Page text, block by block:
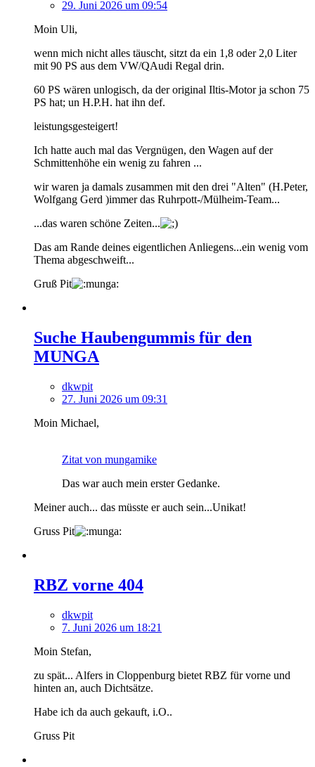
29. Juni 2026 um 09:54
Moin Uli,
wenn mich nicht alles täuscht, sitzt da ein 1,8 oder 2,0 Liter
mit 90 PS aus dem VW/QAudi Regal drin.
60 PS wären unlogisch, da der original Iltis-Motor ja schon 75
PS hat; un H.P.H. hat ihn def.
leistungsgesteigert!
Ich hatte auch mal das Vergnügen, den Wagen auf der
Schmittenhöhe ein wenig zu fahren ...
wir waren ja damals zusammen mit den drei "Alten" (H.Peter,
Wolfgang Gerd )immer das Ruhrpott-/Mülheim-Team...
...das waren schöne Zeiten...
Das am Rande deines eigentlichen Anliegens...ein wenig vom
Thema abgeschweift...
Gruß Pit
Suche Haubengummis für den
MUNGA
dkwpit
27. Juni 2026 um 09:31
Moin Michael,
Zitat von mungamike
Das war auch mein erster Gedanke.
Meiner auch... das müsste er auch sein...Unikat!
Gruss Pit
RBZ vorne 404
dkwpit
7. Juni 2026 um 18:21
Moin Stefan,
zu spät... Alfers in Cloppenburg bietet RBZ für vorne und
hinten an, auch Dichtsätze.
Habe ich da auch gekauft, i.O..
Gruss Pit